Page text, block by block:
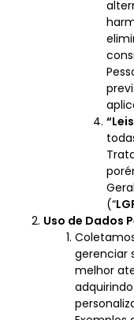
(“
Uso de Dados
gerenciar
melhor